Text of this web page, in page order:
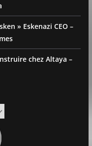
» Eskenazi CEO –
chez Altaya –